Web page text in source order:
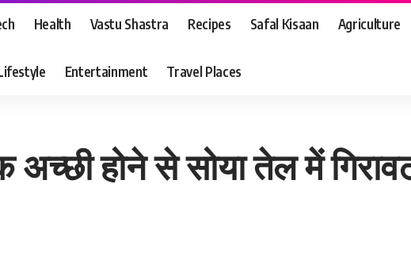
Health Vastu Shastra Recipes Safal Kisaan Agriculture
Entertainment Travel Places
होने से सोया तेल में